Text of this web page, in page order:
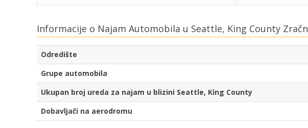
Informacije o Najam Automobila u Seattle, King County
Odredište
Grupe automobila
Ukupan broj ureda za najam u blizini Seattle, King County
Dobavljači na aerodromu